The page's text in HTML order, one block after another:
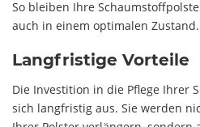
So bleiben Ihre
auch in einem optimalen Zustand.
Langfristige Vorteile
Die Investition in die Pflege Ihrer
sich langfristig aus. Sie werden